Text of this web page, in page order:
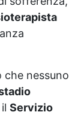
nessuno
Servizio